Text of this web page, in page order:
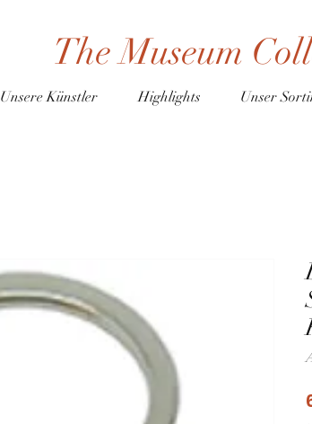
The Museum
Unsere Künstler Highlights Unser